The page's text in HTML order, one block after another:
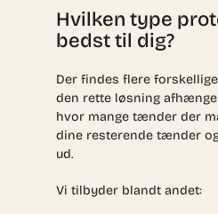
Hvilken type
bedst til dig?
Der findes flere
den rette løsning
hvor mange tænder der
dine resterende tænder
ud.
Vi tilbyder blandt andet: